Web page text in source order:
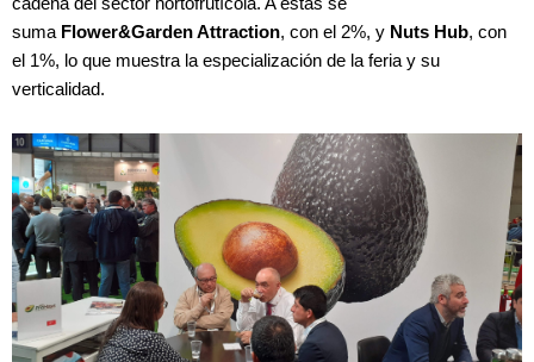
suma Flower&Garden Attraction, con el 2%, y Nuts Hub, con
el 1%, lo que muestra la especialización de la feria y su
verticalidad.